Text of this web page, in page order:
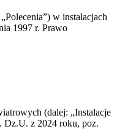
w instalacjach
1997 r. Prawo
(dalej: „Instalacje
Dz.U. z 2024 roku, poz.